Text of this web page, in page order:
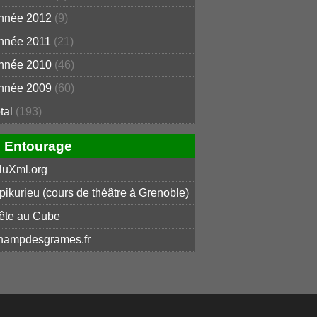
2012 (9)
2011 (21)
2010 (46)
2009 (60)
(193)
Entourage
(cours de théâtre à Grenoble)
au Cube